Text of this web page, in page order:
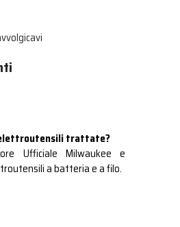
trattate?
Ufficiale Milwaukee e
a batteria e a filo.